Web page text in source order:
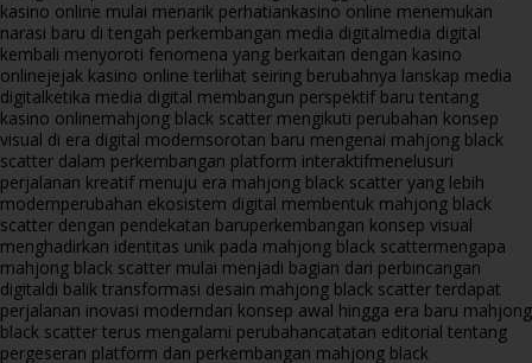
kasino online mulai menarik perhatiankasino online menemukan
narasi baru di tengah perkembangan media digitalmedia digital
kembali menyoroti fenomena yang berkaitan dengan kasino
onlinejejak kasino online terlihat seiring berubahnya lanskap media
digitalketika media digital membangun perspektif baru tentang
kasino onlinemahjong black scatter mengikuti perubahan konsep
visual di era digital modernsorotan baru mengenai mahjong black
scatter dalam perkembangan platform interaktifmenelusuri
perjalanan kreatif menuju era mahjong black scatter yang lebih
modernperubahan ekosistem digital membentuk mahjong black
scatter dengan pendekatan baruperkembangan konsep visual
menghadirkan identitas unik pada mahjong black scattermengapa
mahjong black scatter mulai menjadi bagian dari perbincangan
digitaldi balik transformasi desain mahjong black scatter terdapat
perjalanan inovasi moderndari konsep awal hingga era baru mahjong
black scatter terus mengalami perubahancatatan editorial tentang
pergeseran platform dan perkembangan mahjong black